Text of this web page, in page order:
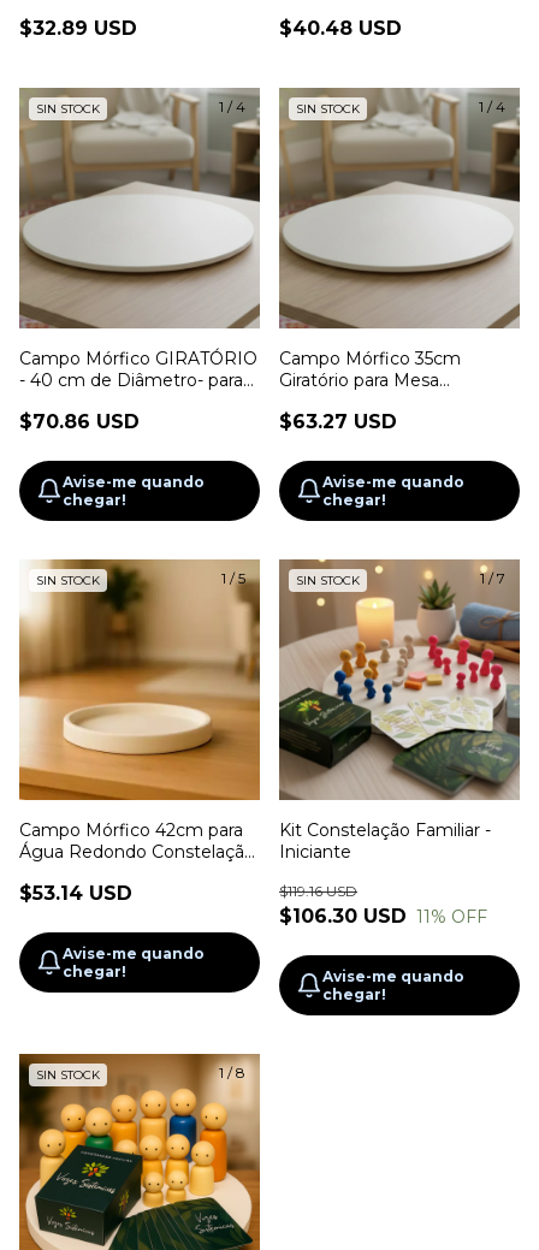
$32.89 USD $40.48 USD
1 /4
SIN STOCK
Campo Mórfico GIRATÓRIO
- 40 cm de Diâmetro- para
Mesa
$70.86 USD
Avise-me quando
chegar!
1 /4
SIN STOCK
Campo Mórfico 35cm
Giratório para Mesa
$63.27 USD
Avise-me quando
chegar!
1 /5
SIN STOCK
Campo Mórfico 42cm para
Água Redondo Constelação
$53.14 USD
Avise-me quando
chegar!
1/7
SIN STOCK
Kit Constelação Familiar -
Iniciante
$106.30 USD
$119.16 USD
11% OFF
Avise-me quando
chegar!
1/8
SIN STOCK